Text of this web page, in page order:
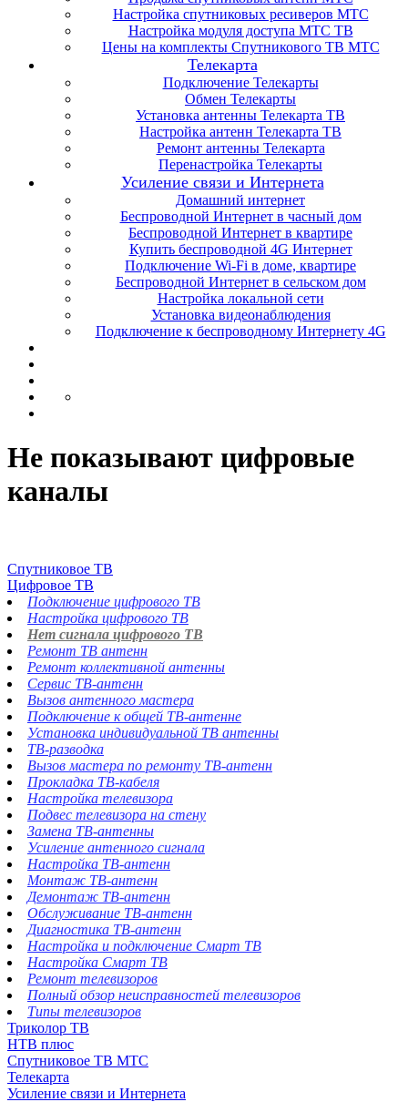
Настройка спутниковых ресиверов МТС
Настройка модуля доступа МТС ТВ
Цены на комплекты Спутникового ТВ МТС
Телекарта
Подключение Телекарты
Обмен Телекарты
Установка антенны Телекарта ТВ
Настройка антенн Телекарта ТВ
Ремонт антенны Телекарта
Перенастройка Телекарты
Усиление связи и Интернета
Домашний интернет
Беспроводной Интернет в часный дом
Беспроводной Интернет в квартире
Купить беспроводной 4G Интернет
Подключение Wi-Fi в доме, квартире
Беспроводной Интернет в сельском дом
Настройка локальной сети
Установка видеонаблюдения
Подключение к беспроводному Интернету 4G
Не показывают цифровые
каналы
Спутниковое ТВ
Цифровое ТВ
Подключение цифрового ТВ
Настройка цифрового ТВ
Нет сигнала цифрового ТВ
Ремонт ТВ антенн
Ремонт коллективной антенны
Сервис ТВ-антенн
Вызов антенного мастера
Подключение к общей ТВ-антенне
Установка индивидуальной ТВ антенны
ТВ-разводка
Вызов мастера по ремонту ТВ-антенн
Прокладка ТВ-кабеля
Настройка телевизора
Подвес телевизора на стену
Замена ТВ-антенны
Усиление антенного сигнала
Настройка ТВ-антенн
Монтаж ТВ-антенн
Демонтаж ТВ-антенн
Обслуживание ТВ-антенн
Диагностика ТВ-антенн
Настройка и подключение Смарт ТВ
Настройка Смарт ТВ
Ремонт телевизоров
Полный обзор неисправностей телевизоров
Типы телевизоров
Триколор ТВ
НТВ плюс
Спутниковое ТВ МТС
Телекарта
Усиление связи и Интернета